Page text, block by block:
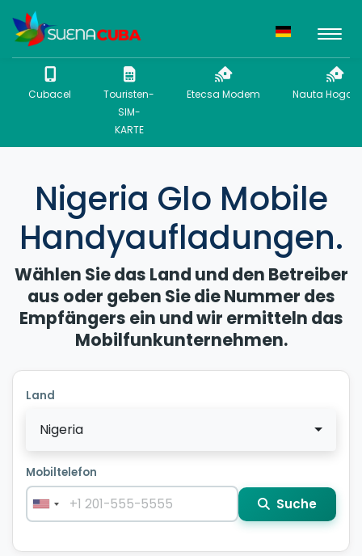
Cubacel
Touristen-
SIM-
KARTE
Etecsa Modem Nauta Hogar
Nigeria Glo Mobile
Handyaufladungen.
Wählen Sie das Land und den Betreiber
aus oder geben Sie die Nummer des
Empfängers ein und wir ermitteln das
Mobilfunkunternehmen.
Land
Nigeria
Mobiltelefon
Suche